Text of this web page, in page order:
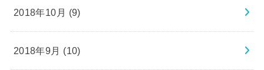
2018年10月 (9)
2018年9月 (10)